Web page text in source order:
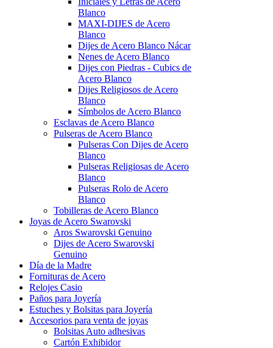
Blanco
MAXI-DIJES de Acero
Blanco
Dijes de Acero Blanco Nácar
Nenes de Acero Blanco
Dijes con Piedras - Cubics de
Acero Blanco
Dijes Religiosos de Acero
Blanco
Símbolos de Acero Blanco
Esclavas de Acero Blanco
Pulseras de Acero Blanco
Pulseras Con Dijes de Acero
Blanco
Pulseras Religiosas de Acero
Blanco
Pulseras Rolo de Acero
Blanco
Tobilleras de Acero Blanco
Joyas de Acero Swarovski
Aros Swarovski Genuino
Dijes de Acero Swarovski
Genuino
Día de la Madre
Fornituras de Acero
Relojes Casio
Paños para Joyería
Estuches y Bolsitas para Joyería
Accesorios para venta de joyas
Bolsitas Auto adhesivas
Cartón Exhibidor